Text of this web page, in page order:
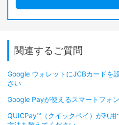
関連するご質問
Google ウォレットにJCBカードを
さい
Google Payが使えるスマートフォ
QUICPay™（クイックペイ）が利